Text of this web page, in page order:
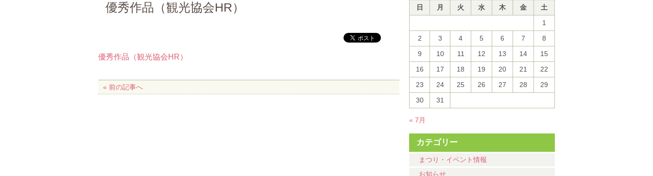
日
月 火 水 木 金
土
1
2
3 4 5 6 7
8
9
10 11 12 13 14
15
16
17 18 19 20 21
22
23
24 25 26 27 28
29
30
31
« 7月
カテゴリー
まつり・イベント情報
お知らせ
優秀作品（観光協会HR）
優秀作品（観光協会HR）
« 前の記事へ